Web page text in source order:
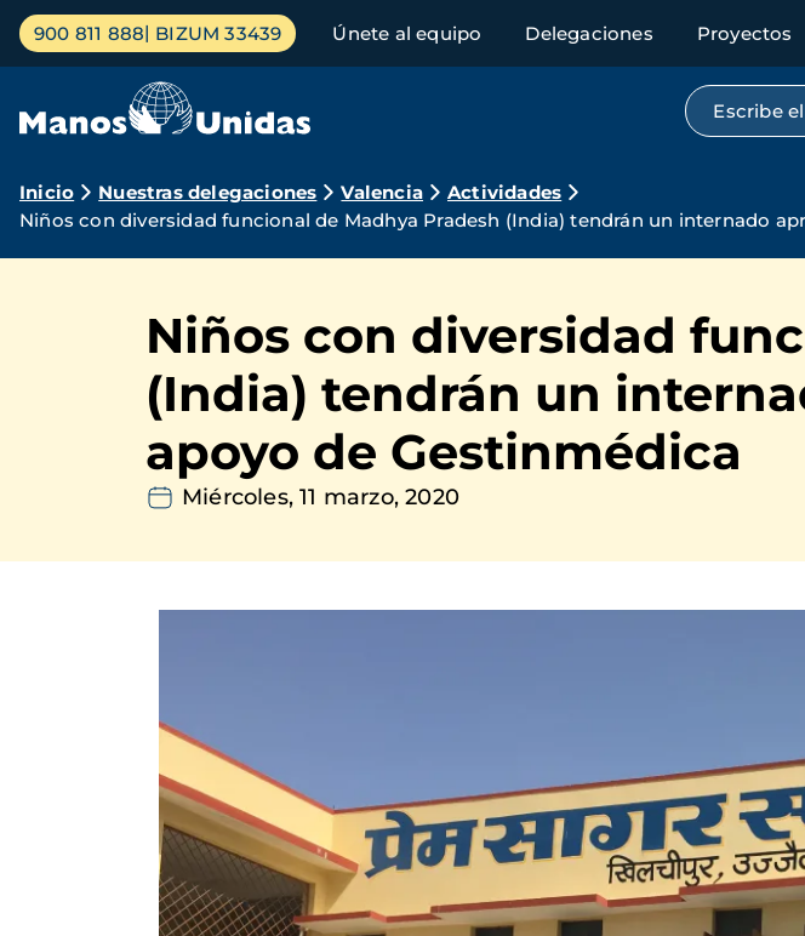
Pasar
contenido
Menú
principal
900 811 888 BIZUM 33439 Únete al equipo Delegaciones Proyectos
Ruta
de
navegación
Inicio Nuestras delegaciones Valencia
Actividades
Niños con diversidad funcional de Madhya Pradesh (India) tendrán un internado
Niños con diversidad
(India) tendrán un
apoyo de Gestinmédica
Miércoles, 11 marzo, 2020